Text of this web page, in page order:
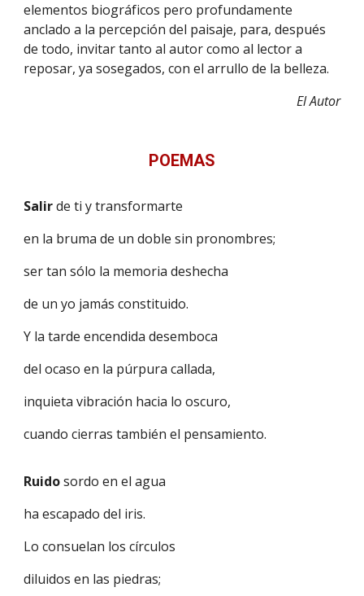
elementos biográficos pero profundamente
anclado a la percepción del paisaje, para, después
de todo, invitar tanto al autor como al lector a
reposar, ya sosegados, con el arrullo de la belleza.
El Autor
POEMAS
Salirde ti y transformarte
en la bruma de un doble sin pronombres;
ser tan sólo la memoria deshecha
de un yo jamás constituido.
Y la tarde encendida desemboca
del ocaso en la púrpura callada,
inquieta vibración hacia lo oscuro,
cuando cierras también el pensamiento.
Ruidosordo en el agua
ha escapado del iris.
Lo consuelan los círculos
diluidos en las piedras;